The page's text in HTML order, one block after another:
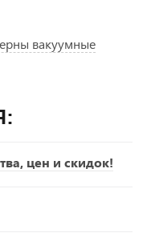
вакуумные
цен и скидок!